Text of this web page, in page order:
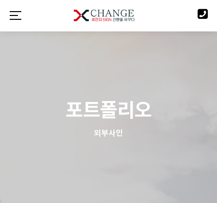
포트폴리오
외부사인